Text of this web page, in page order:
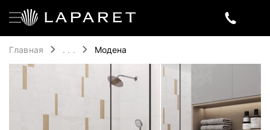
Главная . . . Модена